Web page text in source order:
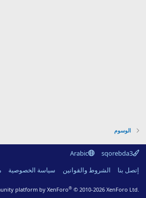
الوسوم
sqorebda3
Arabic
إتصل بنا
الشروط والقوانين سياسة الخصوصية
platform by XenForo® © 2010-2026 XenForo Ltd.